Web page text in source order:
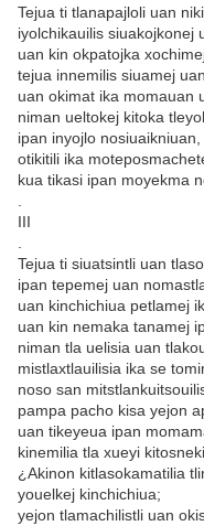
Tejua ti tlanapajloli uan
iyolchikauilis siuakojkonej
uan kin okpatojka
tejua innemilis siuamej
uan okimat ika momauan
niman ueltokej kitoka
ipan inyojlo nosiuaikniuan,
otikitili ika
kua tikasi ipan moyekma
III
Tejua ti siuatsintli uan
ipan tepemej uan
uan kinchichiua petlamej
uan kin nemaka tanamej
niman tla uelisia uan
mistlaxtlauilisia ika se
noso san
pampa pacho kisa yejon
uan tikeyeua ipan
kinemilia tla xueyi
¿Akinon kitlasokamatilia
youelkej kinchichiua;
yejon tlamachilistli uan